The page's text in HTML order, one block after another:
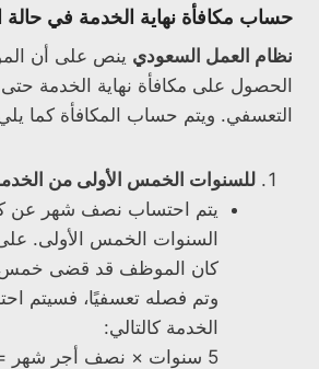
حساب مكافأة نهاية الخدمة في
نظام العمل السعودي ينص على أن
الحصول على مكافأة نهاية الخدمة
التعسفي. ويتم حساب المكافأة كما
للسنوات الخمس الأولى من
يتم احتساب نصف شهر عن
السنوات الخمس الأولى. على
كان الموظف قد قضى خمس
وتم فصله تعسفيًا، فسيتم
الخدمة كالتالي:
5 سنوات × نصف أجر شهر